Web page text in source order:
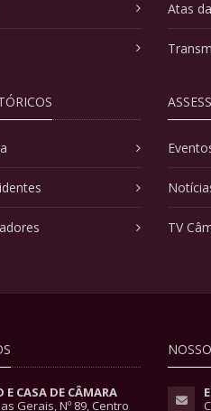
Atas
TV
E CASA DE CÂMARA
Gerais, Nº 89, Centro